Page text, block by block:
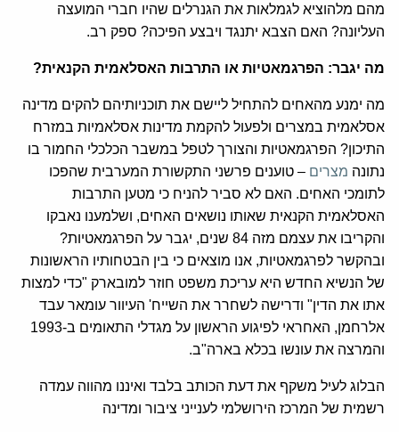
מהם מלהוציא לגמלאות את הגנרלים שהיו חברי המועצה
העליונה? האם הצבא יתנגד ויבצע הפיכה? ספק רב.
מה יגבר: הפרגמאטיות או התרבות האסלאמית הקנאית?
מה ימנע מהאחים להתחיל ליישם את תוכניותיהם להקים מדינה
אסלאמית במצרים ולפעול להקמת מדינות אסלאמיות במזרח
התיכון? הפרגמאטיות והצורך לטפל במשבר הכלכלי החמור בו
נתונה מצרים – טוענים פרשני התקשורת המערבית שהפכו
לתומכי האחים. האם לא סביר להניח כי מטען התרבות
האסלאמית הקנאית שאותו נושאים האחים, ושלמענו נאבקו
והקריבו את עצמם מזה 84 שנים, יגבר על הפרגמאטיות?
ובהקשר לפרגמאטיות, אנו מוצאים כי בין הבטחותיו הראשונות
של הנשיא החדש היא עריכת משפט חוזר למובארק "כדי למצות
אתו את הדין" ודרישה לשחרר את השייח' העיוור עומאר עבד
אלרחמן, האחראי לפיגוע הראשון על מגדלי התאומים ב-1993
והמרצה את עונשו בכלא בארה"ב.
הבלוג לעיל משקף את דעת הכותב בלבד ואיננו מהווה עמדה
רשמית של המרכז הירושלמי לענייני ציבור ומדינה